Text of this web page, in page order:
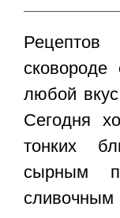
любой
Сегодня
тонких
сырным